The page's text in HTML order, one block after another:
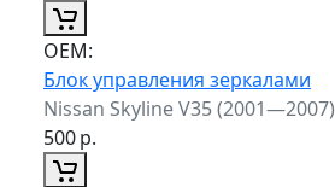
ОЕМ:
Блок управления зеркалами
Nissan Skyline V35 (2001—2007)
500р.